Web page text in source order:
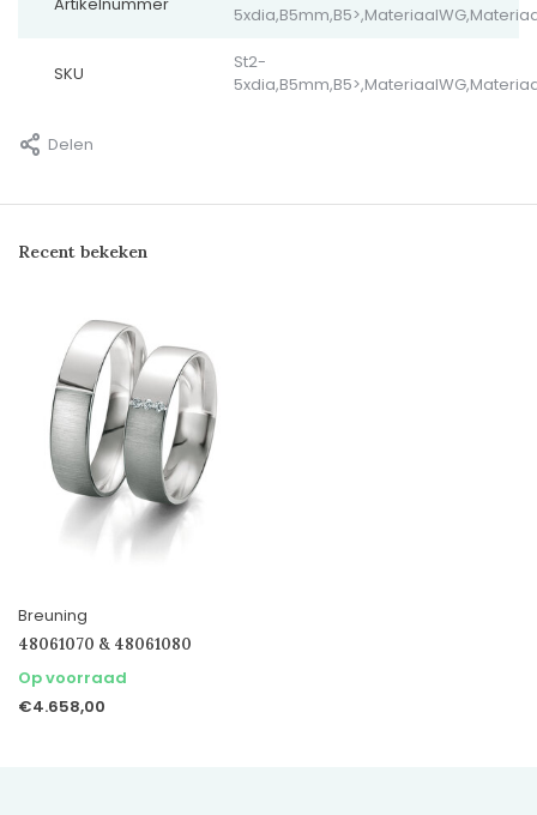
SKU
St2-
Delen
Recent bekeken
Breuning
48061070 & 48061080
Op voorraad
€4.658,00